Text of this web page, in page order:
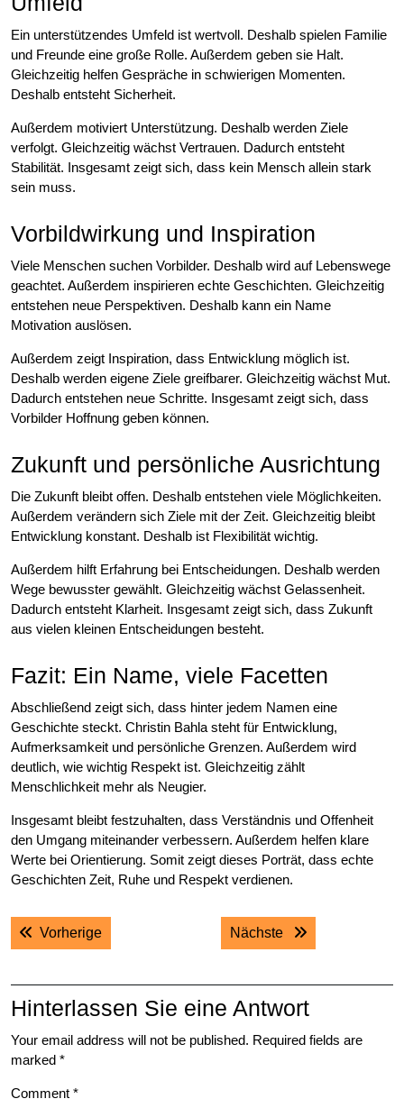
Ein unterstützendes Umfeld ist wertvoll. Deshalb spielen Familie
und Freunde eine große Rolle. Außerdem geben sie Halt.
Gleichzeitig helfen Gespräche in schwierigen Momenten.
Deshalb entsteht Sicherheit.
Außerdem motiviert Unterstützung. Deshalb werden Ziele
verfolgt. Gleichzeitig wächst Vertrauen. Dadurch entsteht
Stabilität. Insgesamt zeigt sich, dass kein Mensch allein stark
sein muss.
Vorbildwirkung und Inspiration
Viele Menschen suchen Vorbilder. Deshalb wird auf Lebenswege
geachtet. Außerdem inspirieren echte Geschichten. Gleichzeitig
entstehen neue Perspektiven. Deshalb kann ein Name
Motivation auslösen.
Außerdem zeigt Inspiration, dass Entwicklung möglich ist.
Deshalb werden eigene Ziele greifbarer. Gleichzeitig wächst Mut.
Dadurch entstehen neue Schritte. Insgesamt zeigt sich, dass
Vorbilder Hoffnung geben können.
Zukunft und persönliche Ausrichtung
Die Zukunft bleibt offen. Deshalb entstehen viele Möglichkeiten.
Außerdem verändern sich Ziele mit der Zeit. Gleichzeitig bleibt
Entwicklung konstant. Deshalb ist Flexibilität wichtig.
Außerdem hilft Erfahrung bei Entscheidungen. Deshalb werden
Wege bewusster gewählt. Gleichzeitig wächst Gelassenheit.
Dadurch entsteht Klarheit. Insgesamt zeigt sich, dass Zukunft
aus vielen kleinen Entscheidungen besteht.
Fazit: Ein Name, viele Facetten
Abschließend zeigt sich, dass hinter jedem Namen eine
Geschichte steckt. Christin Bahla steht für Entwicklung,
Aufmerksamkeit und persönliche Grenzen. Außerdem wird
deutlich, wie wichtig Respekt ist. Gleichzeitig zählt
Menschlichkeit mehr als Neugier.
Insgesamt bleibt festzuhalten, dass Verständnis und Offenheit
den Umgang miteinander verbessern. Außerdem helfen klare
Werte bei Orientierung. Somit zeigt dieses Porträt, dass echte
Geschichten Zeit, Ruhe und Respekt verdienen.
Post
navigation
VorherigePrevious post: Nächste Next post:
Hinterlassen Sie eine Antwort
Your email address will not be published. Required fields are
marked *
Comment *